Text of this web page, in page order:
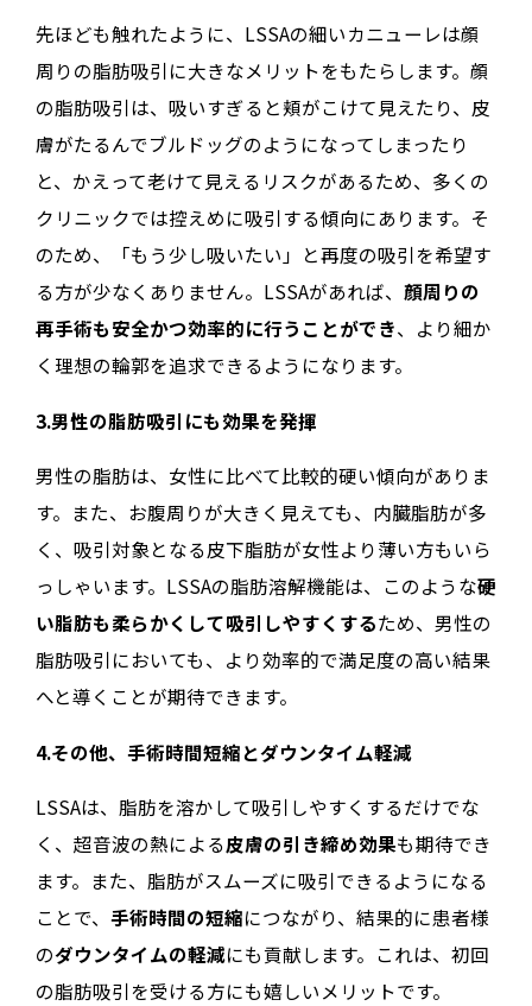
先ほども触れたように、LSSAの細いカニューレは顔
周りの脂肪吸引に大きなメリットをもたらします。顔
の脂肪吸引は、吸いすぎると頬がこけて見えたり、皮
膚がたるんでブルドッグのようになってしまったり
と、かえって老けて見えるリスクがあるため、多くの
クリニックでは控えめに吸引する傾向にあります。そ
のため、「もう少し吸いたい」と再度の吸引を希望す
る方が少なくありません。LSSAがあれば、 顔周りの
再手術も安全かつ効率的に行うことができ、より細か
く理想の輪郭を追求できるようになります。
3.男性の脂肪吸引にも効果を発揮
男性の脂肪は、女性に比べて比較的硬い傾向がありま
す。また、お腹周りが大きく見えても、内臓脂肪が多
く、吸引対象となる皮下脂肪が女性より薄い方もいら
っしゃいます。LSSAの脂肪溶解機能は、このような硬
い脂肪も柔らかくして吸引しやすくするため、男性の
脂肪吸引においても、より効率的で満足度の高い結果
へと導くことが期待できます。
4.その他、手術時間短縮とダウンタイム軽減
LSSAは、脂肪を溶かして吸引しやすくするだけでな
く、超音波の熱による皮膚の引き締め効果も期待でき
ます。また、脂肪がスムーズに吸引できるようになる
ことで、 手術時間の短縮につながり、結果的に患者様
のダウンタイムの軽減にも貢献します。これは、初回
の脂肪吸引を受ける方にも嬉しいメリットです。